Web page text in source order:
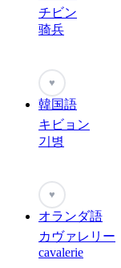
チビン
骑兵
♥
韓国語
キビョン
기병
♥
オランダ語
カヴァレリー
cavalerie